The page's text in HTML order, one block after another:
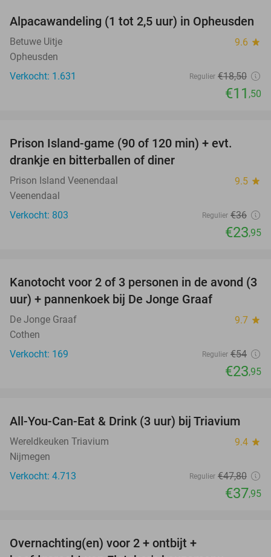
38%
Alpacawandeling (1 tot 2,5 uur) in Opheusden
Betuwe Uitje 9.6 star
Opheusden
Verkocht: 1.631
Regulier €18,50
€11 ,50
Prison Island-game (90 of 120 min) + evt.
drankje en bitterballen of diner
Prison Island Veenendaal 9.5 star
Veenendaal
Verkocht: 803
Regulier €36
€23,95
56%
Kanotocht voor 2 of 3 personen in de avond (3
uur) + pannenkoek bij De Jonge Graaf
De Jonge Graaf 9.7 star
Cothen
Verkocht: 169
Regulier €54
€23,95
21%
All-You-Can-Eat & Drink (3 uur) bij Triavium
Wereldkeuken Triavium 9.4 star
Nijmegen
Verkocht: 4.713
Regulier €47,80
€37,95
Overnachting(en) voor 2 + ontbijt +